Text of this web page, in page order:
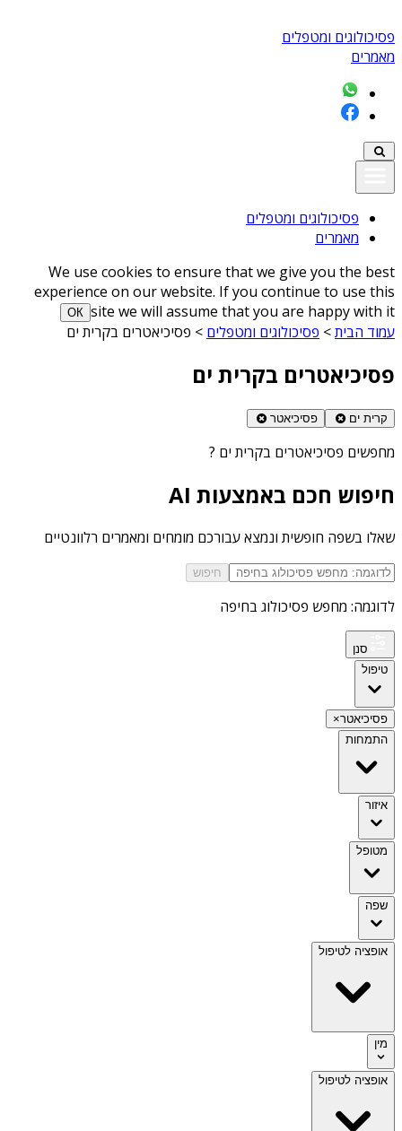
פסיכולוגים ומטפלים
מאמרים
פסיכולוגים ומטפלים
מאמרים
We use cookies to ensure that we give you the best
experience on our website. If you continue to use this
site we will assume that you are happy with it
ОК
עמוד הבית> פסיכולוגים ומטפלים > פסיכיאטרים בקרית ים
פסיכיאטרים בקרית ים
קרית ים פסיכיאטר
מחפשים פסיכיאטרים בקרית ים ?
חיפוש חכם באמצעות AI
שאלו בשפה חופשית ונמצא עבורכם מומחים ומאמרים רלוונטיים
חיפוש
לדוגמה: מחפש פסיכולוג בחיפה
סנן
טיפול
פסיכיאטר×
התמחות
איזור
מטופל
שפה
אופציה לטיפול
מין
אופציה לטיפול